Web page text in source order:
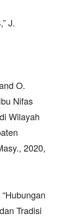
J.
O.
Nifas
Wilayah
2020,
Tradisi